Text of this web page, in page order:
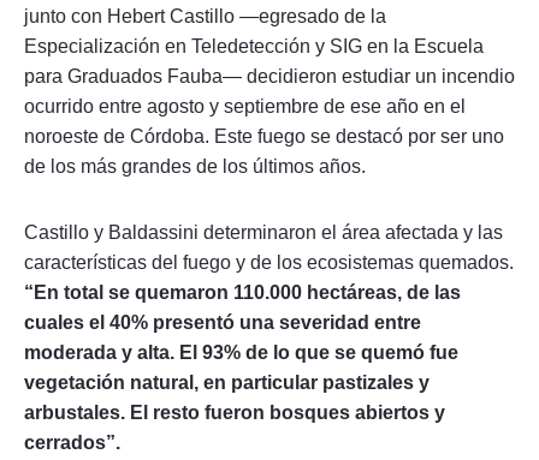
junto con Hebert Castillo —egresado de la
Especialización en Teledetección y SIG en la Escuela
para Graduados Fauba— decidieron estudiar un incendio
ocurrido entre agosto y septiembre de ese año en el
noroeste de Córdoba. Este fuego se destacó por ser uno
de los más grandes de los últimos años.
Castillo y Baldassini determinaron el área afectada y las
características del fuego y de los ecosistemas quemados.
“En total se quemaron 110.000 hectáreas, de las
cuales el 40% presentó una severidad entre
moderada y alta. El 93% de lo que se quemó fue
vegetación natural, en particular pastizales y
arbustales. El resto fueron bosques abiertos y
cerrados”.